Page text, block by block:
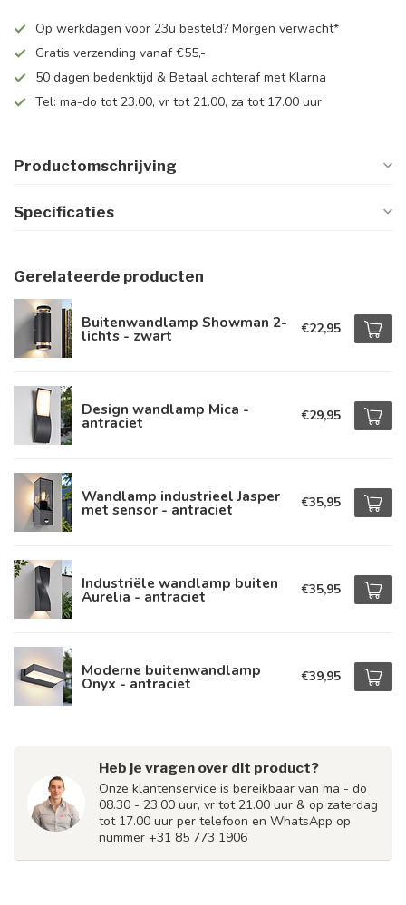
Op werkdagen voor 23u besteld? Morgen verwacht*
Gratis verzending vanaf €55,-
50 dagen bedenktijd & Betaal achteraf met Klarna
Tel: ma-do tot 23.00, vr tot 21.00, za tot 17.00 uur
Productomschrijving
Specificaties
Gerelateerde producten
Buitenwandlamp Showman 2-
lichts - zwart €22,95
Design wandlamp Mica -
antraciet €29,95
Wandlamp industrieel Jasper
met sensor - antraciet €35,95
Industriële wandlamp buiten
Aurelia - antraciet €35,95
Moderne buitenwandlamp
Onyx - antraciet €39,95
Heb je vragen over dit product?
Onze klantenservice is bereikbaar van ma - do
08.30 - 23.00 uur, vr tot 21.00 uur & op zaterdag
tot 17.00 uur per telefoon en WhatsApp op
nummer +31 85 773 1906